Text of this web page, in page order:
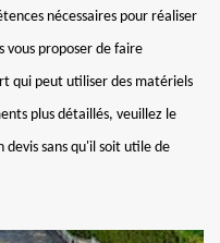
nécessaires pour réaliser
vous proposer de faire
qui peut utiliser des matériels
plus détaillés, veuillez le
sans qu'il soit utile de